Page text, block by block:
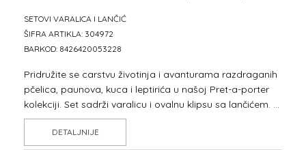
SETOVI VARALICA I LANČIĆ
ŠIFRA ARTIKLA: 304972
BARKOD: 8426420053228
Pridružite se carstvu životinja i avanturama razdraganih
pčelica, paunova, kuca i leptirića u našoj Pret-a-porter
kolekciji. Set sadrži varalicu i ovalnu klipsu sa lančićem. ...
DETALJNIJE